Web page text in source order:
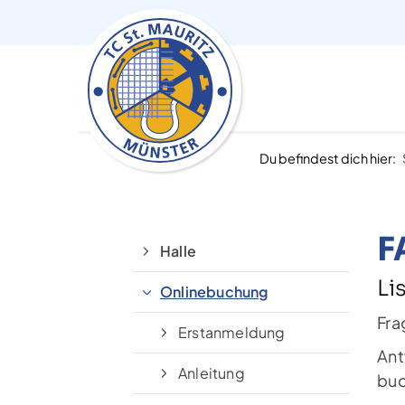
Du befindest dich hier:
Halle
Onlinebuchung
Erstanmeldung
Anleitung